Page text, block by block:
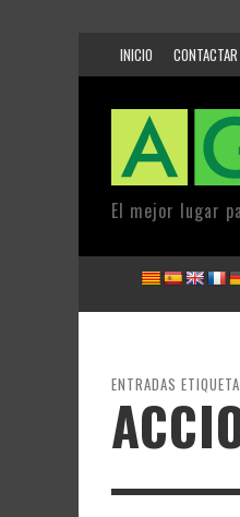
INICIO CONTACTAR
El mejor lugar
ENTRADAS